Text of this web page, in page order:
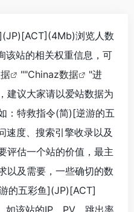
浏览人数
该站的相关权重信息，可
""Chinaz数据
"进
建议大家请以爱站数据为
：特救指令(简)[逆游的五
度、搜索引擎收录以及
评估一个站的价值，最主
以及需要，一些确切的数
的五彩鱼](JP)[ACT]
如该站的IP、PV、跳出率